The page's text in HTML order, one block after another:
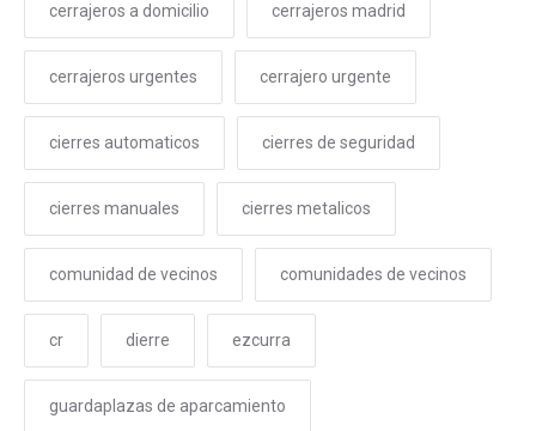
cerrajeros a domicilio cerrajeros madrid
cerrajeros urgentes cerrajero urgente
cierres automaticos cierres de seguridad
cierres manuales cierres metalicos
comunidad de vecinos comunidades de vecinos
cr dierre ezcurra
guardaplazas de aparcamiento